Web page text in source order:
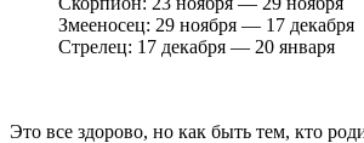
Змееносец: 29 ноября — 17 декабря
Стрелец: 17 декабря — 20 января
Это все здорово, но как быть тем, кто